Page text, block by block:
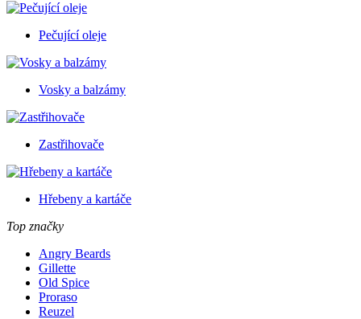
Pečující oleje
Vosky a balzámy
Zastřihovače
Hřebeny a kartáče
Top značky
Angry Beards
Gillette
Old Spice
Proraso
Reuzel